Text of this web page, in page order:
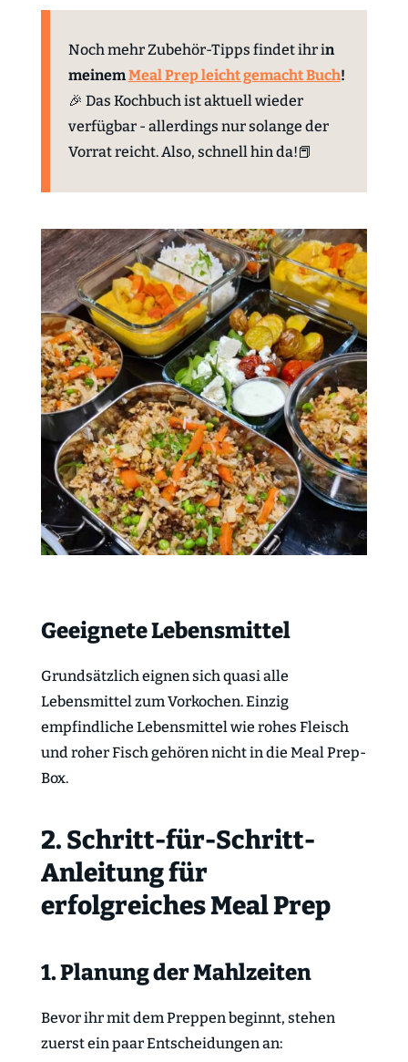
Noch mehr Zubehör-Tipps findet ihr in
meinemMeal Prep leicht gemacht Buch!
🎉 Das Kochbuch ist aktuell wieder
verfügbar - allerdings nur solange der
Vorrat reicht. Also, schnell hin da!📕
Geeignete Lebensmittel
Grundsätzlich eignen sich quasi alle
Lebensmittel zum Vorkochen. Einzig
empfindliche Lebensmittel wie rohes Fleisch
und roher Fisch gehören nicht in die Meal Prep-
Box.
2. Schritt-für-Schritt-
Anleitung für
erfolgreiches Meal Prep
1. Planung der Mahlzeiten
Bevor ihr mit dem Preppen beginnt, stehen
zuerst ein paar Entscheidungen an: